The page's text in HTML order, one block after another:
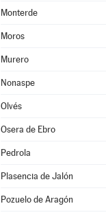
Monterde
Moros
Murero
Nonaspe
Olvés
Osera de Ebro
Pedrola
Plasencia de Jalón
Pozuelo de Aragón